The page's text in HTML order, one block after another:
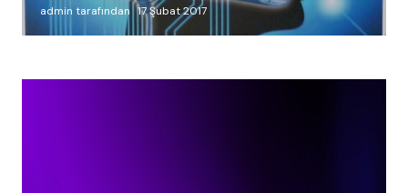
admin tarafından 17 Şubat 2017